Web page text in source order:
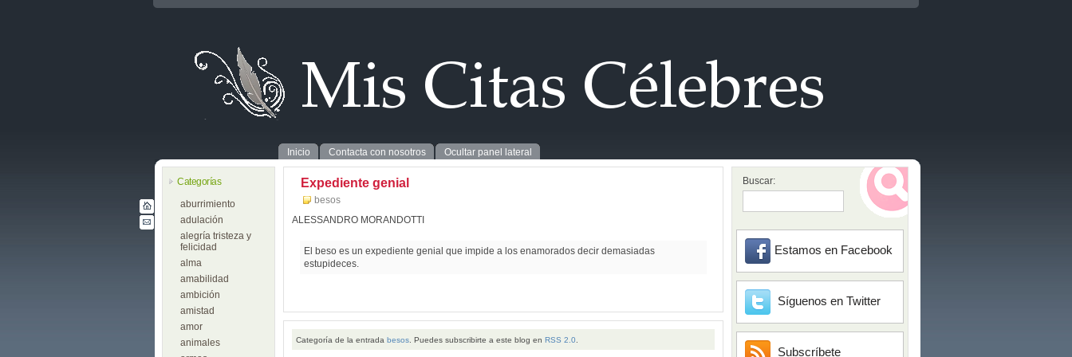
Inicio Contacta con nosotros Ocultar panel lateral
Categorías
aburrimiento
adulación
alegría tristeza y
felicidad
alma
amabilidad
ambición
amistad
amor
animales
Expediente genial
besos
ALESSANDRO MORANDOTTI
El beso es un expediente genial que impide a los enamorados decir demasiadas
estupideces.
Categoría de la entrada besos . Puedes subscribirte a este blog en RSS 2.0
Buscar:
Estamos en Facebook
Síguenos en Twitter
Subscríbete